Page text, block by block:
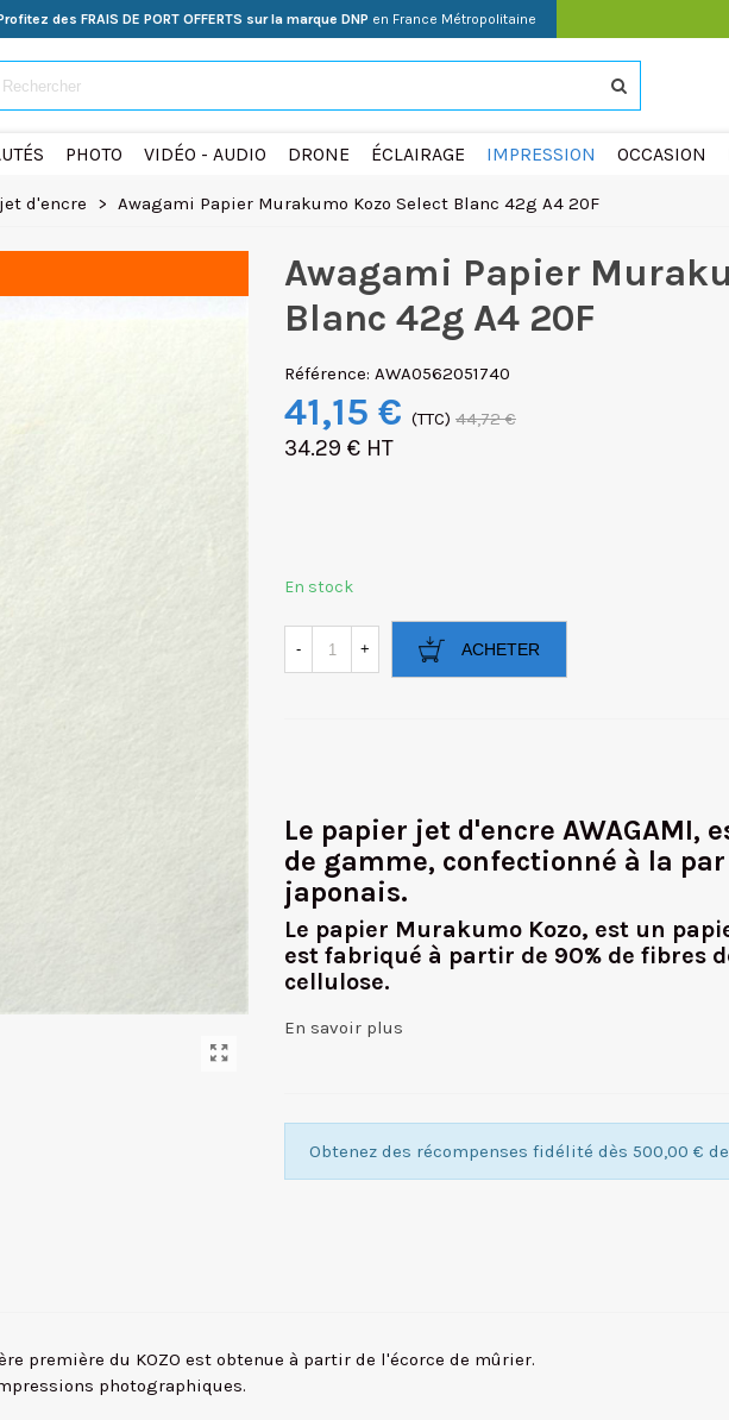
des FRAIS DE PORT OFFERTS sur la marque DNP en France Métropolitaine
PHOTO VIDÉO - AUDIO DRONE ÉCLAIRAGE IMPRESSION OCCASION
d'encre > Awagami Papier Murakumo Kozo Select Blanc 42g A4 20F
Awagami Papier
Blanc 42g A4 20F
Référence: AWA0562051740
41,15 € (TTC) 44,72 €
34.29 € HT
En stock
- + ACHETER
Le papier jet d'encre AWAGAMI,
de gamme, confectionné à la
japonais.
Le papier Murakumo Kozo, est un
est fabriqué à partir de 90% de fibres
cellulose.
En savoir plus
Obtenez des récompenses fidélité dès 500,00 €
première du KOZO est obtenue à partir de l'écorce de mûrier.
photographiques.